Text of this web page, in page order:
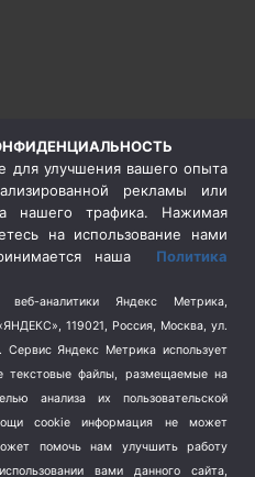
для улучшения вашего опыта
рекламы или
нашего трафика. Нажимая
на использование нами
наша Политика
аналитики Яндекс Метрика,
119021, Россия, Москва, ул.
Яндекс Метрика использует
текстовые файлы, размещаемые на
анализа их пользовательской
cookie информация не может
помочь нам улучшить работу
вами данного сайта,